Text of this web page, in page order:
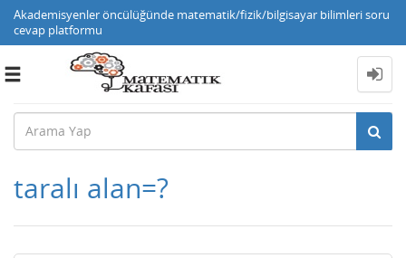
Akademisyenler öncülüğünde matematik/fizik/bilgisayar bilimleri soru
cevap platformu
Toggle
taralı alan=?